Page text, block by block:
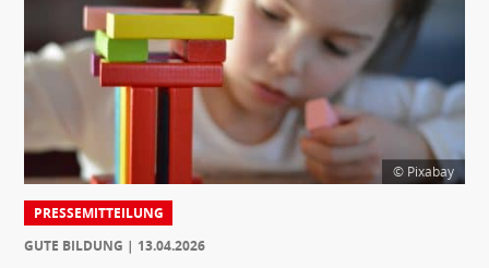
© Pixabay
PRESSEMITTEILUNG
GUTE BILDUNG
13.04.2026